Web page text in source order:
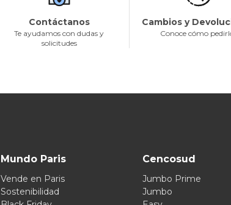
Contáctanos
Te ayudamos con dudas y
solicitudes
Cambios y
Conoce cómo
Mundo Paris
Vende en Paris
Sostenibilidad
Cencosud
Jumbo Prime
Jumbo